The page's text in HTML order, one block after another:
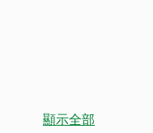
顯示全部